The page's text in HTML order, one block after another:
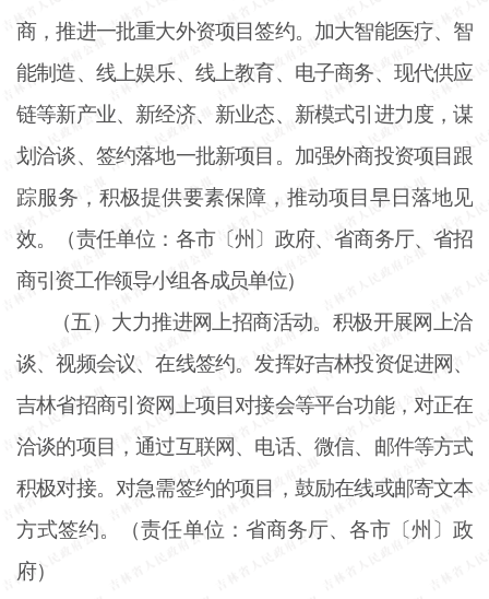
商，推进一批重大外资项目签约。加大智能医疗、智
能制造、线上娱乐、线上教育、电子商务、现代供应
链等新产业、新经济、新业态、新模式引进力度，谋
划洽谈、签约落地一批新项目。加强外商投资项目跟
踪服务，积极提供要素保障，推动项目早日落地见
效。（责任单位：各市〔州〕政府、省商务厅、省招
商引资工作领导小组各成员单位）
（五）大力推进网上招商活动。积极开展网上洽
谈、视频会议、在线签约。发挥好吉林投资促进网、
吉林省招商引资网上项目对接会等平台功能，对正在
洽谈的项目，通过互联网、电话、微信、邮件等方式
积极对接。对急需签约的项目，鼓励在线或邮寄文本
方式签约。（责任单位：省商务厅、各市〔州〕政
府）